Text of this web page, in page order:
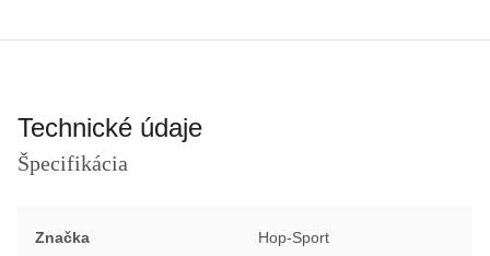
Technické údaje
Špecifikácia
Značka Hop-Sport